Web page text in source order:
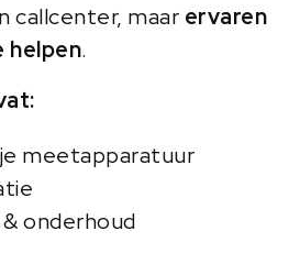
callcenter, maar ervaren
helpen.
meetapparatuur
onderhoud